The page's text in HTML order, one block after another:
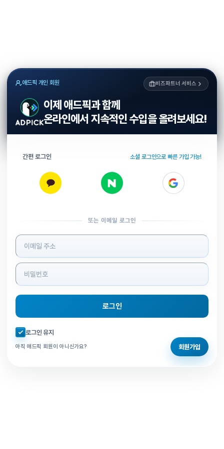
애드픽 개인 회원 비즈파트너 서비스
이제 애드픽과 함께
온라인에서 지속적인 수입을 올려보세요!
간편 로그인 소셜 로그인으로 빠른 가입 가능!
또는 이메일 로그인
로그인 정보 입력
로그인
자동로그인 체크
로그인 유지
아직 애드픽 회원이 아니신가요? 회원가입